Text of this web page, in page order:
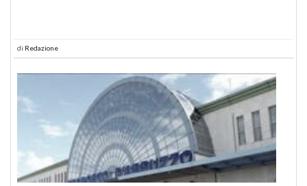
di Redazione